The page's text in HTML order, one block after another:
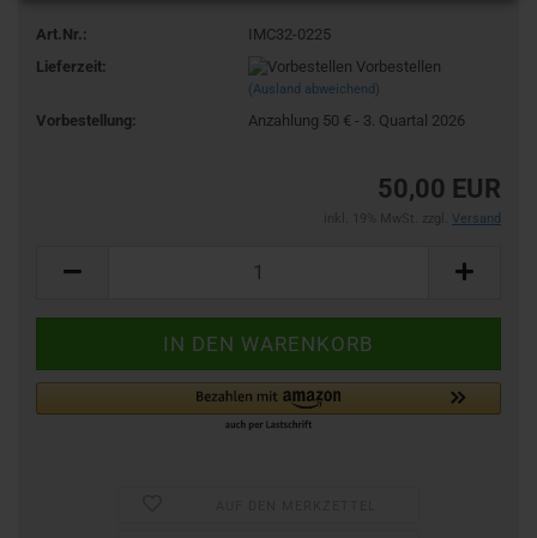
Art.Nr.:
IMC32-0225
Lieferzeit:
Vorbestellen
(Ausland abweichend)
Vorbestellung: Anzahlung 50 € - 3. Quartal 2026
50,00 EUR
Versand